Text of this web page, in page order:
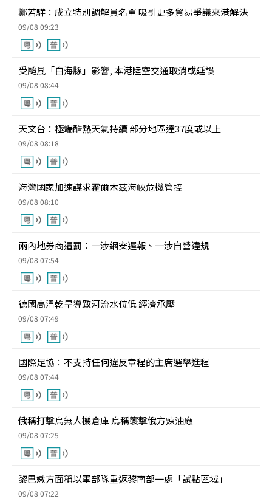
鄭若驊：成立特別調解員名單 吸引更多貿易爭議來港解決
09/08 09:23
受颱風「白海豚」影響, 本港陸空交通取消或延誤
09/08 08:44
天文台：極端酷熱天氣持續 部分地區達37度或以上
09/08 08:18
海灣國家加速謀求霍爾木茲海峽危機管控
09/08 08:10
兩內地券商遭罰：一涉網安遲報、一涉自營違規
09/08 07:54
德國高溫乾旱導致河流水位低 經濟承壓
09/08 07:49
國際足協：不支持任何違反章程的主席選舉進程
09/08 07:44
俄稱打擊烏無人機倉庫 烏稱襲擊俄方煉油廠
09/08 07:25
黎巴嫩方面稱以軍部隊重返黎南部一處「試點區域」
09/08 07:22